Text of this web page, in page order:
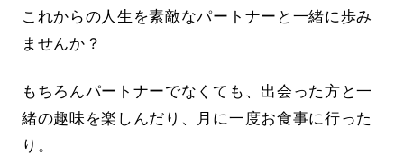
これからの人生を素敵なパートナーと一緒に歩み
ませんか？
もちろんパートナーでなくても、出会った方と一
緒の趣味を楽しんだり、月に一度お食事に行った
り。